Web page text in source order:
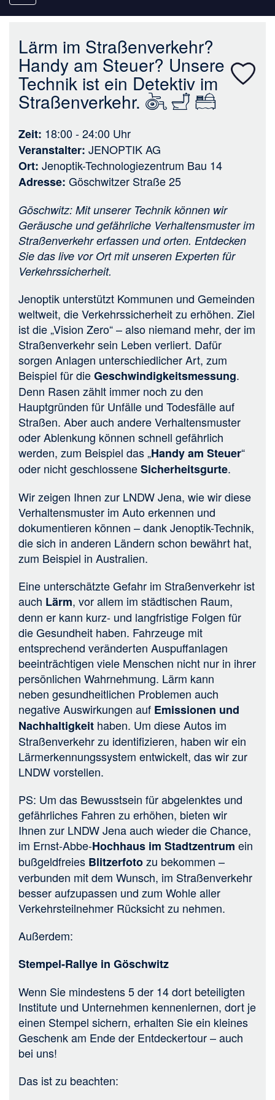
navigation
Lärm im Straßenverkehr?
Handy am Steuer? Unsere
Technik ist ein Detektiv im
Straßenverkehr.
Zeit 18:00 - 24:00 Uhr
Veranstalter JENOPTIK AG
Ort Jenoptik-Technologiezentrum Bau 14
Adresse Göschwitzer Straße 25
Göschwitz: Mit unserer Technik können wir
Geräusche und gefährliche Verhaltensmuster im
Straßenverkehr erfassen und orten. Entdecken
Sie das live vor Ort mit unseren Experten für
Verkehrssicherheit.
Jenoptik unterstützt Kommunen und Gemeinden
weltweit, die Verkehrssicherheit zu erhöhen. Ziel
ist die „Vision Zero“ – also niemand mehr, der im
Straßenverkehr sein Leben verliert. Dafür
sorgen Anlagen unterschiedlicher Art, zum
Beispiel für dieGeschwindigkeitsmessung.
Denn Rasen zählt immer noch zu den
Hauptgründen für Unfälle und Todesfälle auf
Straßen. Aber auch andere Verhaltensmuster
oder Ablenkung können schnell gefährlich
werden, zum Beispiel das „Handy am Steuer“
oder nicht geschlosseneSicherheitsgurte.
Wir zeigen Ihnen zur LNDW Jena, wie wir diese
Verhaltensmuster im Auto erkennen und
dokumentieren können – dank Jenoptik-Technik,
die sich in anderen Ländern schon bewährt hat,
zum Beispiel in Australien.
Eine unterschätzte Gefahr im Straßenverkehr ist
auch Lärm, vor allem im städtischen Raum,
denn er kann kurz- und langfristige Folgen für
die Gesundheit haben. Fahrzeuge mit
entsprechend veränderten Auspuffanlagen
beeinträchtigen viele Menschen nicht nur in ihrer
persönlichen Wahrnehmung. Lärm kann
neben gesundheitlichen Problemen auch
negative Auswirkungen auf Emissionen und
Nachhaltigkeit haben. Um diese Autos im
Straßenverkehr zu identifizieren, haben wir ein
Lärmerkennungssystem entwickelt, das wir zur
LNDW vorstellen.
PS: Um das Bewusstsein für abgelenktes und
gefährliches Fahren zu erhöhen, bieten wir
Ihnen zur LNDW Jena auch wieder die Chance,
im Ernst-Abbe-Hochhaus im Stadtzentrum ein
bußgeldfreies Blitzerfotozu bekommen –
verbunden mit dem Wunsch, im Straßenverkehr
besser aufzupassen und zum Wohle aller
Verkehrsteilnehmer Rücksicht zu nehmen.
Außerdem:
Stempel-Rallye in Göschwitz
Wenn Sie mindestens 5 der 14 dort beteiligten
Institute und Unternehmen kennenlernen, dort je
einen Stempel sichern, erhalten Sie ein kleines
Geschenk am Ende der Entdeckertour – auch
bei uns!
Das ist zu beachten: